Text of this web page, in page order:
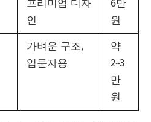
프리미엄 디자
인
6만
원
가벼운 구조,
입문자용
약
2~3
만
원